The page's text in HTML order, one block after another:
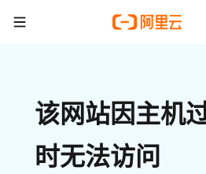
该网站因主机
时无法访问